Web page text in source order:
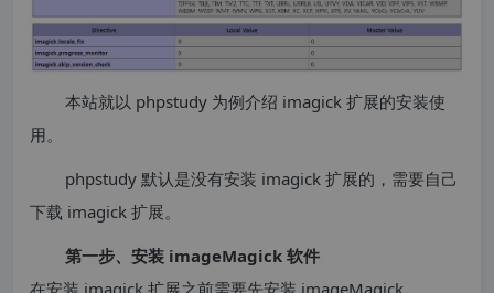
本站就以 phpstudy 为例介绍 imagick 扩展的安装使
用。
phpstudy 默认是没有安装 imagick 扩展的，需要自己
下载 imagick 扩展。
第一步、安装 imageMagick 软件